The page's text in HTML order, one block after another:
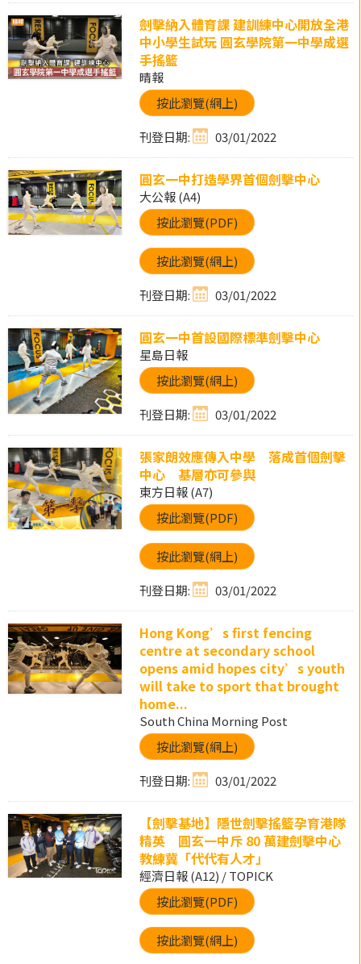
劍擊納入體育課 建訓練中心開放全港
中小學生試玩 圓玄學院第一中學成選
手搖籃
晴報
按此瀏覽(網上)
刊登日期:
03/01/2022
圓玄一中打造學界首個劍擊中心
大公報 (A4)
按此瀏覽(PDF)
按此瀏覽(網上)
刊登日期:
03/01/2022
圓玄一中首設國際標準劍擊中心
星島日報
按此瀏覽(網上)
刊登日期:
03/01/2022
張家朗效應傳入中學 落成首個劍擊
中心 基層亦可參與
東方日報 (A7)
按此瀏覽(PDF)
按此瀏覽(網上)
刊登日期:
03/01/2022
Hong Kong’s first fencing
centre at secondary school
opens amid hopes city’s youth
will take to sport that brought
home...
South China Morning Post
按此瀏覽(網上)
刊登日期:
03/01/2022
【劍擊基地】隱世劍擊搖籃孕育港隊
精英 圓玄一中斥 80 萬建劍擊中心
教練冀「代代有人才」
經濟日報 (A12) / TOPICK
按此瀏覽(PDF)
按此瀏覽(網上)